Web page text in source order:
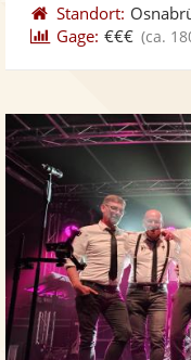
Standort:
Gage: €€€ (ca.